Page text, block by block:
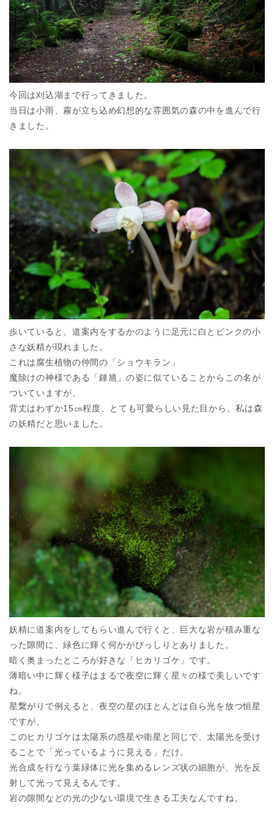
今回は刈込湖まで行ってきました。
当日は小雨、霧が立ち込め幻想的な雰囲気の森の中を進んで行
きました。
歩いていると、道案内をするかのように足元に白とピンクの小
さな妖精が現れました。
これは腐生植物の仲間の「ショウキラン」
魔除けの神様である「鍾馗」の姿に似ていることからこの名が
ついていますが、
背丈はわずか15㎝程度、とても可愛らしい見た目から、私は森
の妖精だと思いました。
妖精に道案内をしてもらい進んで行くと、巨大な岩が積み重な
った隙間に、緑色に輝く何かがびっしりとありました。
暗く奥まったところが好きな「ヒカリゴケ」です。
薄暗い中に輝く様子はまるで夜空に輝く星々の様で美しいです
ね。
星繋がりで例えると、夜空の星のほとんどは自ら光を放つ恒星
ですが、
このヒカリゴケは太陽系の惑星や衛星と同じで、太陽光を受け
ることで「光っているように見える」だけ。
光合成を行なう葉緑体に光を集めるレンズ状の細胞が、光を反
射して光って見えるんです。
岩の隙間などの光の少ない環境で生きる工夫なんですね。